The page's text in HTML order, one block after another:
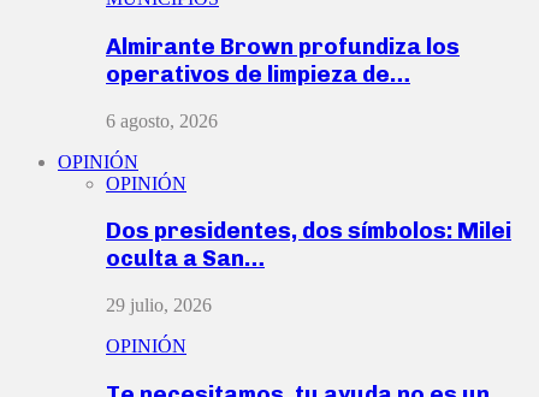
Almirante Brown profundiza los
operativos de limpieza de…
6 agosto, 2026
OPINIÓN
OPINIÓN
Dos presidentes, dos símbolos: Milei
oculta a San…
29 julio, 2026
OPINIÓN